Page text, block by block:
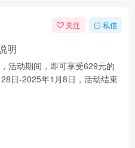
关注 私信
明
活动期间，即可享受629元的
日-2025年1月8日，活动结束